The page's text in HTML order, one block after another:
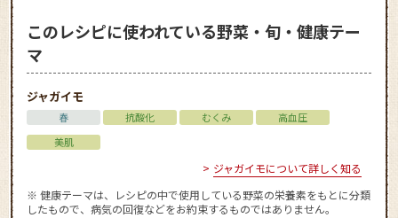
このレシピに使われている野菜・旬・健康テー
マ
ジャガイモ
春 抗酸化 むくみ
高血圧
美肌
ジャガイモについて詳しく知る
※ 健康テーマは、レシピの中で使用している野菜の栄養素をもとに分類
したもので、病気の回復などをお約束するものではありません。